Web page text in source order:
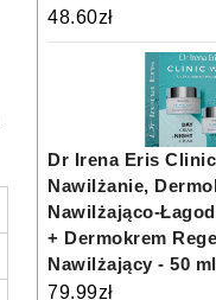
48.60zł
Dr Irena Eris
Nawilżanie,
Nawilżająco-
+ Dermokrem
Nawilżający - 50 ml
79.99zł